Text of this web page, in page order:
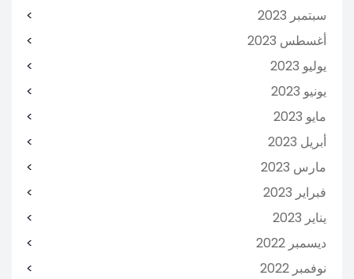
سبتمبر 2023
أغسطس 2023
يوليو 2023
يونيو 2023
مايو 2023
أبريل 2023
مارس 2023
فبراير 2023
يناير 2023
ديسمبر 2022
نوفمبر 2022